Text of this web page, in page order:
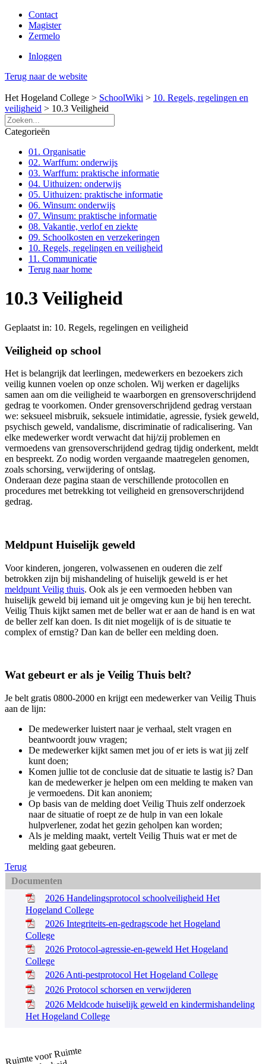
Contact
Magister
Zermelo
Inloggen
Terug naar de website
Het Hogeland College > SchoolWiki > 10. Regels, regelingen en
veiligheid > 10.3 Veiligheid
Categorieën
01. Organisatie
02. Warffum: onderwijs
03. Warffum: praktische informatie
04. Uithuizen: onderwijs
05. Uithuizen: praktische informatie
06. Winsum: onderwijs
07. Winsum: praktische informatie
08. Vakantie, verlof en ziekte
09. Schoolkosten en verzekeringen
10. Regels, regelingen en veiligheid
11. Communicatie
Terug naar home
10.3 Veiligheid
Geplaatst in: 10. Regels, regelingen en veiligheid
Veiligheid op school
Het is belangrijk dat leerlingen, medewerkers en bezoekers zich
veilig kunnen voelen op onze scholen. Wij werken er dagelijks
samen aan om die veiligheid te waarborgen en grensoverschrijdend
gedrag te voorkomen. Onder grensoverschrijdend gedrag verstaan
we: seksueel misbruik, seksuele intimidatie, agressie, fysiek geweld,
psychisch geweld, vandalisme, discriminatie of radicalisering. Van
elke medewerker wordt verwacht dat hij/zij problemen en
vermoedens van grensoverschrijdend gedrag tijdig onderkent, meldt
en bespreekt. Zo nodig worden vergaande maatregelen genomen,
zoals schorsing, verwijdering of ontslag.
Onderaan deze pagina staan de verschillende protocollen en
procedures met betrekking tot veiligheid en grensoverschrijdend
gedrag.
Meldpunt Huiselijk geweld
Voor kinderen, jongeren, volwassenen en ouderen die zelf
betrokken zijn bij mishandeling of huiselijk geweld is er het
meldpunt Veilig thuis. Ook als je een vermoeden hebben van
huiselijk geweld bij iemand uit je omgeving kun je bij hen terecht.
Veilig Thuis kijkt samen met de beller wat er aan de hand is en wat
de beller zelf kan doen. Is dit niet mogelijk of is de situatie te
complex of ernstig? Dan kan de beller een melding doen.
Wat gebeurt er als je Veilig Thuis belt?
Je belt gratis 0800-2000 en krijgt een medewerker van Veilig Thuis
aan de lijn:
De medewerker luistert naar je verhaal, stelt vragen en
beantwoordt jouw vragen;
De medewerker kijkt samen met jou of er iets is wat jij zelf
kunt doen;
Komen jullie tot de conclusie dat de situatie te lastig is? Dan
kan de medewerker je helpen om een melding te maken van
je vermoedens. Dit kan anoniem;
Op basis van de melding doet Veilig Thuis zelf onderzoek
naar de situatie of roept ze de hulp in van een lokale
hulpverlener, zodat het gezin geholpen kan worden;
Als je melding maakt, vertelt Veilig Thuis wat er met de
melding gaat gebeuren.
Terug
Documenten
2026 Handelingsprotocol schoolveiligheid Het
Hogeland College
2026 Integriteits-en-gedragscode het Hogeland
College
2026 Protocol-agressie-en-geweld Het Hogeland
College
2026 Anti-pestprotocol Het Hogeland College
2026 Protocol schorsen en verwijderen
2026 Meldcode huiselijk geweld en kindermishandeling
Het Hogeland College
Ruimte voorRuimte